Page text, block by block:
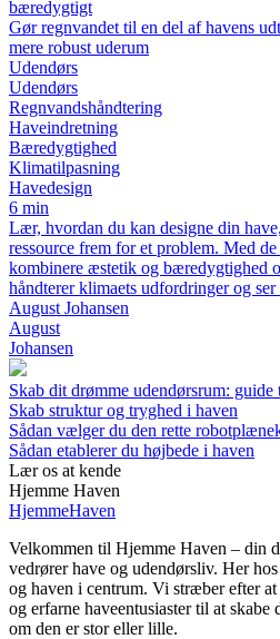
bæredygtigt
Gør regnvandet til en del af havens
mere robust uderum
Udendørs
Udendørs
Regnvandshåndtering
Haveindretning
Bæredygtighed
Klimatilpasning
Havedesign
6 min
Lær, hvordan du kan designe din
ressource frem for et problem. Med
kombinere æstetik og bæredygtighed
håndterer klimaets udfordringer og
August Johansen
August
Johansen
Skab dit drømme udendørsrum:
Skab struktur og tryghed i haven
Sådan vælger du den rette
Sådan etablerer du højbede i haven
Lær os at kende
Hjemme Haven
HjemmeHaven
Velkommen til Hjemme Haven – din
vedrører have og udendørsliv. Her
og haven i centrum. Vi stræber efter
og erfarne haveentusiaster til at skabe
om den er stor eller lille.